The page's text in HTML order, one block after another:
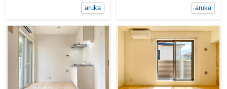
aruka
aruka